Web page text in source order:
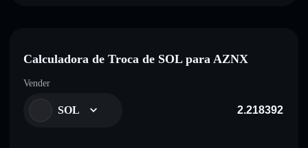
Calculadora de Troca de SOL para AZNX
Vender
SOL